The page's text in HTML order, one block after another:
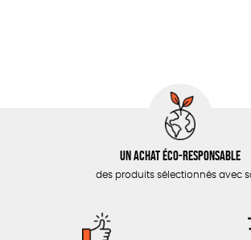
CUISINE / NUTRITION
Un achat éco-responsable
des produits sélectionnés avec